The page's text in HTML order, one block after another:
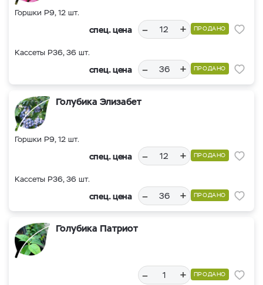
Горшки Р9, 12 шт.
спец. цена – + ПРОДАНО
Кассеты Р36, 36 шт.
спец. цена – + ПРОДАНО
Голубика Элизабет
Горшки Р9, 12 шт.
спец. цена – + ПРОДАНО
Кассеты Р36, 36 шт.
спец. цена – + ПРОДАНО
Голубика Патриот
– + ПРОДАНО